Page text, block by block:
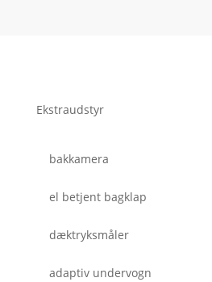
Ekstraudstyr
bakkamera
el betjent bagklap
dæktryksmåler
adaptiv undervogn